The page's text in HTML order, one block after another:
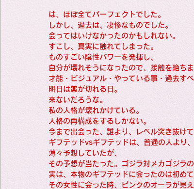
Favorite
Favorite
Favorite
Personal
Travel
は、ほぼ全てパーフェクトでした。
しかし、過去は、凄惨なものでした。
会ってはいけなかったのかもしれない。
すこし、真実に触れてしまった。
ものすごい陰性パワーを発揮し、
自分が壊れそうになったので、接触を絶ちま
才能・ビジュアル・やっている事・過去すべ
明日は薬が切れる日。
来ないだろうな。
私の人格が壊れかけている。
人格の再構成をするしかない。
今まで出会った、誰より、レベル突き抜け
ギフテッドvsギフテッドは、普通の人より
薄々予想していたが、
その予想が当たった。ゴジラ対メカゴジラ
実は、本物のギフテッドに会ったのは初めて
その女性に会った時、ピンクのオーラが見え